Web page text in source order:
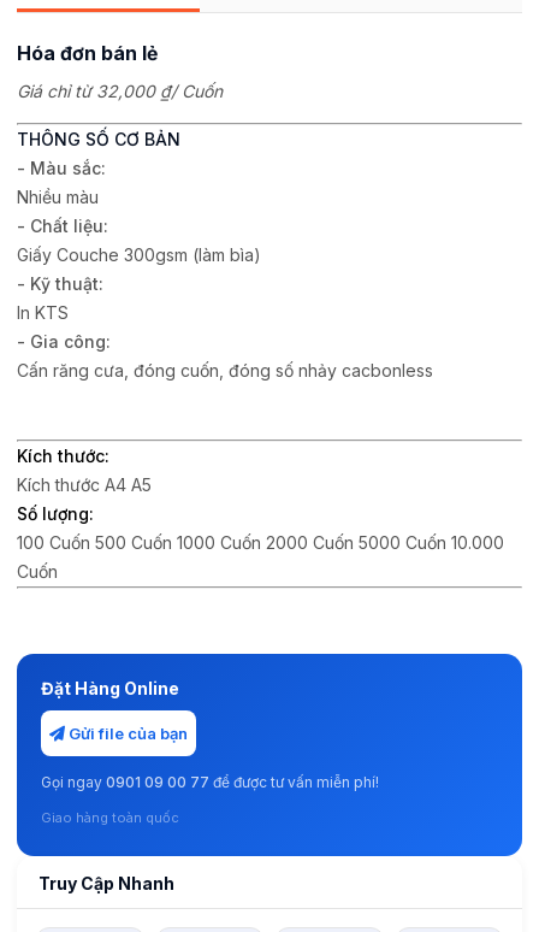
Hóa đơn bán lẻ
Giá chỉ từ32,000 ₫/ Cuốn
THÔNG SỐ CƠ BẢN
- Màu sắc:
Nhiều màu
- Chất liệu:
Giấy Couche 300gsm (làm bìa)
- Kỹ thuật:
In KTS
- Gia công:
Cấn răng cưa, đóng cuốn, đóng số nhảy cacbonless
Kích thước:
Kích thước A4 A5
Số lượng:
100 Cuốn 500 Cuốn 1000 Cuốn 2000 Cuốn 5000 Cuốn 10.000
Cuốn
Đặt Hàng Online
Gửi file của bạn
Gọi ngay 0901 09 00 77 để được tư vấn miễn phí!
Giao hàng toàn quốc
Truy Cập Nhanh